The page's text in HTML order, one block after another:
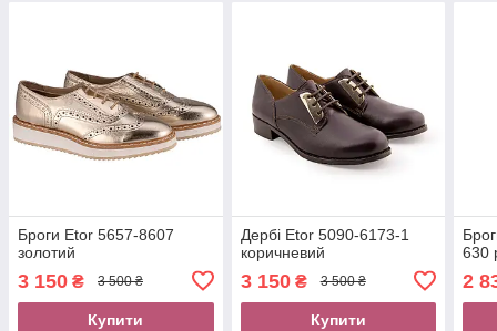
Броги Etor 5657-8607
золотий
3 150 ₴ 3 500 ₴
Купити
Дербі Etor 5090-6173-1
коричневий
3 150₴ 3 500 ₴
Купити
630
2